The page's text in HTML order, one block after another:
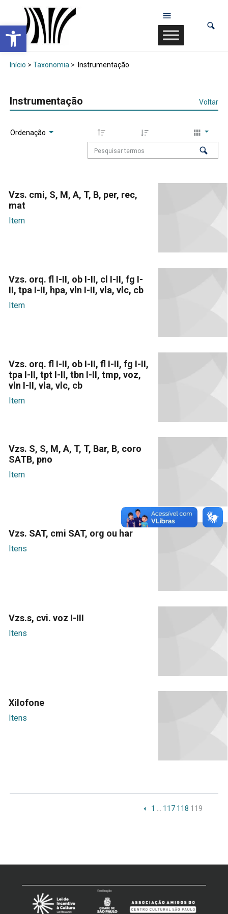
Abrir a barra de ferramentas
Início > Taxonomia > Instrumentação
Instrumentação Voltar
Ordenação
Vzs. cmi, S, M, A, T, B, per, rec,
mat
Item
Vzs. orq. fl I-II, ob I-II, cl I-II, fg I-
II, tpa I-II, hpa, vln I-II, vla, vlc, cb
Item
Vzs. orq. fl I-II, ob I-II, fl I-II, fg I-II,
tpa I-II, tpt I-II, tbn I-II, tmp, voz,
vln I-II, vla, vlc, cb
Item
Vzs. S, S, M, A, T, T, Bar, B, coro
SATB, pno
Item
Vzs. SAT, cmi SAT, org ou har
Itens
Vzs.s, cvi. voz I-III
Itens
Xilofone
Itens
1 117 118 119